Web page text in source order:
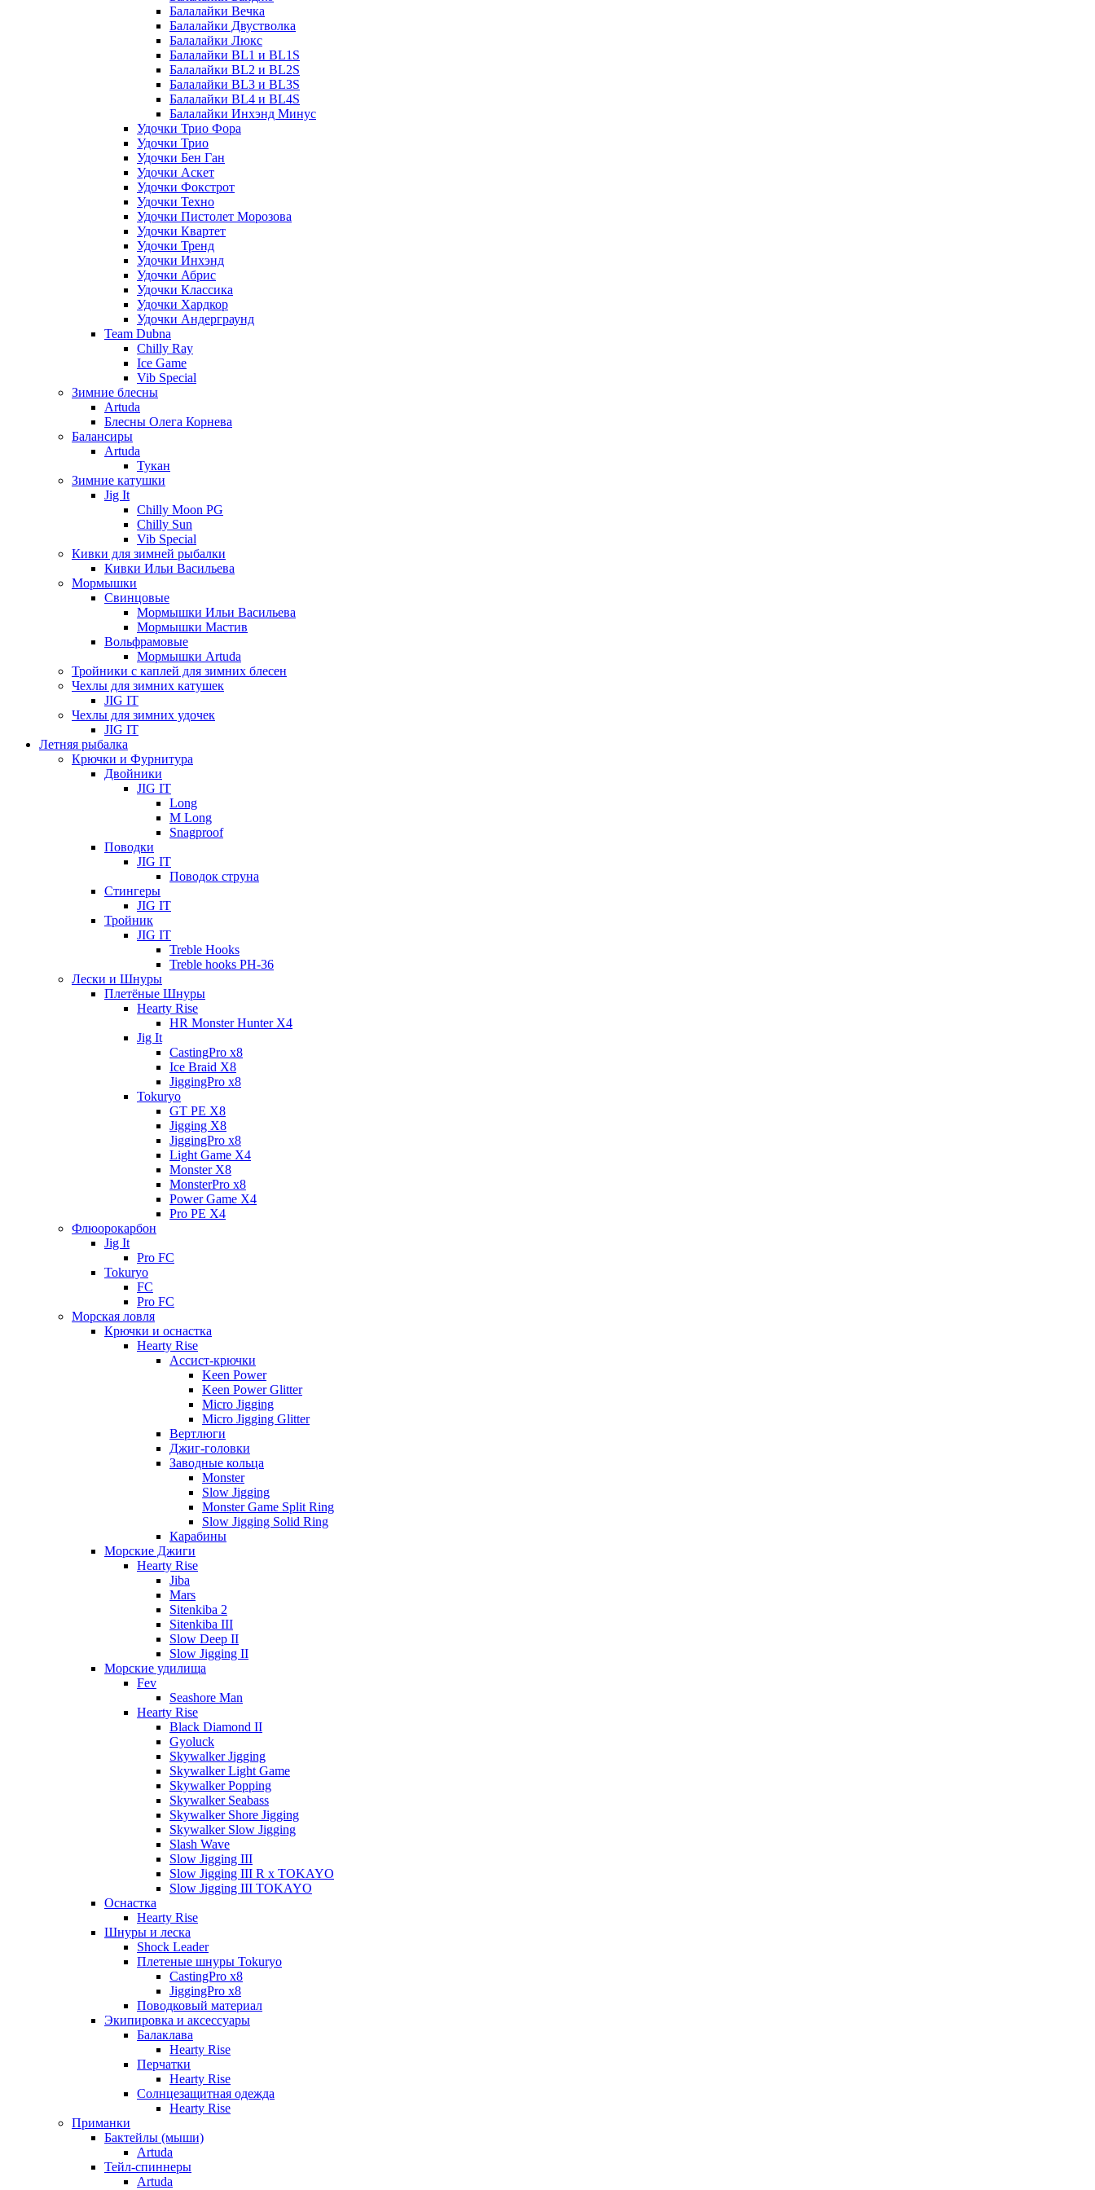
Балалайки Вечка
Балалайки Двустволка
Балалайки Люкс
Балалайки BL1 и BL1S
Балалайки BL2 и BL2S
Балалайки BL3 и BL3S
Балалайки BL4 и BL4S
Балалайки Инхэнд Минус
Удочки Трио Фора
Удочки Трио
Удочки Бен Ган
Удочки Аскет
Удочки Фокстрот
Удочки Техно
Удочки Пистолет Морозова
Удочки Квартет
Удочки Тренд
Удочки Инхэнд
Удочки Абрис
Удочки Классика
Удочки Хардкор
Удочки Андерграунд
Team Dubna
Chilly Ray
Ice Game
Vib Special
Зимние блесны
Artuda
Блесны Олега Корнева
Балансиры
Artuda
Тукан
Зимние катушки
Jig It
Chilly Moon PG
Chilly Sun
Vib Special
Кивки для зимней рыбалки
Кивки Ильи Васильева
Мормышки
Свинцовые
Мормышки Ильи Васильева
Мормышки Мастив
Вольфрамовые
Мормышки Artuda
Тройники с каплей для зимних блесен
Чехлы для зимних катушек
JIG IT
Чехлы для зимних удочек
JIG IT
Летняя рыбалка
Крючки и Фурнитура
Двойники
JIG IT
Long
M Long
Snagproof
Поводки
JIG IT
Поводок струна
Стингеры
JIG IT
Тройник
JIG IT
Treble Hooks
Treble hooks PH-36
Лески и Шнуры
Плетёные Шнуры
Hearty Rise
HR Monster Hunter X4
Jig It
CastingPro x8
Ice Braid X8
JiggingPro x8
Tokuryo
GT PE X8
Jigging X8
JiggingPro x8
Light Game X4
Monster X8
MonsterPro x8
Power Game X4
Pro PE X4
Флюорокарбон
Jig It
Pro FC
Tokuryo
FC
Pro FC
Морская ловля
Крючки и оснастка
Hearty Rise
Ассист-крючки
Keen Power
Keen Power Glitter
Micro Jigging
Micro Jigging Glitter
Вертлюги
Джиг-головки
Заводные кольца
Monster
Slow Jigging
Monster Game Split Ring
Slow Jigging Solid Ring
Карабины
Морские Джиги
Hearty Rise
Jiba
Mars
Sitenkiba 2
Sitenkiba III
Slow Deep II
Slow Jigging II
Морские удилища
Fev
Seashore Man
Hearty Rise
Black Diamond II
Gyoluck
Skywalker Jigging
Skywalker Light Game
Skywalker Popping
Skywalker Seabass
Skywalker Shore Jigging
Skywalker Slow Jigging
Slash Wave
Slow Jigging III
Slow Jigging III R x TOKAYO
Slow Jigging III TOKAYO
Оснастка
Hearty Rise
Шнуры и леска
Shock Leader
Плетеные шнуры Tokuryo
CastingPro x8
JiggingPro x8
Поводковый материал
Экипировка и аксессуары
Балаклава
Hearty Rise
Перчатки
Hearty Rise
Солнцезащитная одежда
Hearty Rise
Приманки
Бактейлы (мыши)
Artuda
Тейл-спиннеры
Artuda